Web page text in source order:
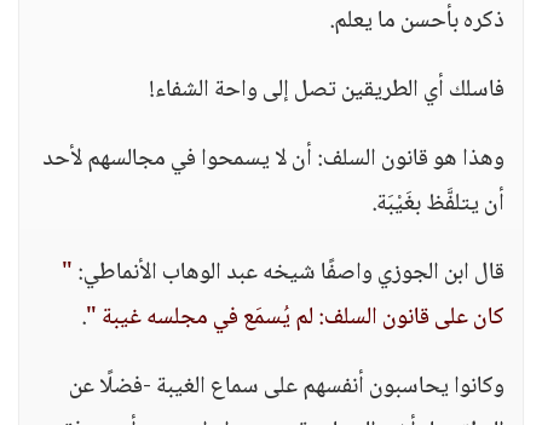
ذكره بأحسن ما يعلم.
فاسلك أي الطريقين تصل إلى واحة الشفاء!
وهذا هو قانون السلف: أن لا يسمحوا في مجالسهم لأحد
أن يتلفَّظ بغَيْبَة.
قال ابن الجوزي واصفًا شيخه عبد الوهاب الأنماطي:"
كان على قانون السلف: لم يُسمَع في مجلسه غيبة ".
وكانوا يحاسبون أنفسهم على سماع الغيبة -فضلًا عن